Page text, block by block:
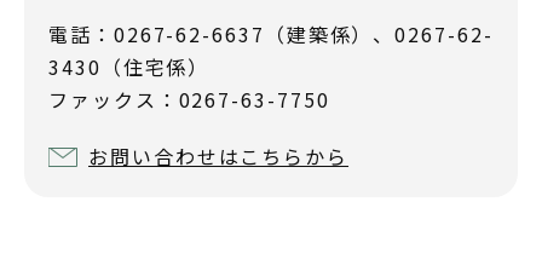
電話：0267-62-6637（建築係）、0267-62-
3430（住宅係）
ファックス：0267-63-7750
お問い合わせはこちらから